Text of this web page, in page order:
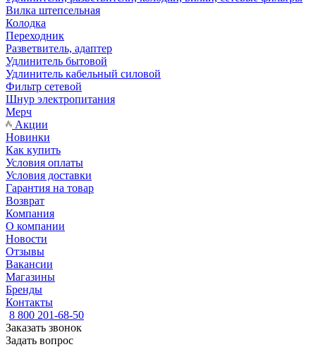
Вилка штепсельная
Колодка
Переходник
Разветвитель, адаптер
Удлинитель бытовой
Удлинитель кабельный силовой
Фильтр сетевой
Шнур электропитания
Мерч
Акции
Новинки
Как купить
Условия оплаты
Условия доставки
Гарантия на товар
Возврат
Компания
О компании
Новости
Отзывы
Вакансии
Магазины
Бренды
Контакты
8 800 201-68-50
Заказать звонок
Задать вопрос